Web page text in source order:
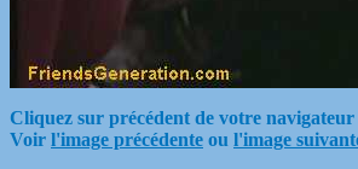
Cliquez sur précédent de votre
Voir l'image précédente ou l'image